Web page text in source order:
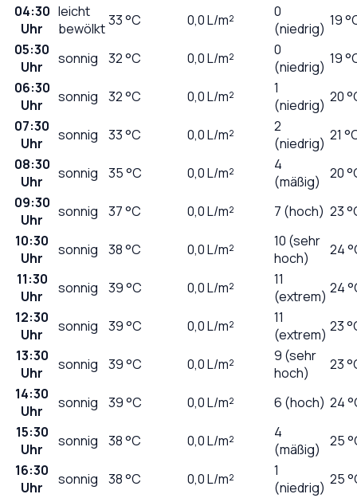
04:30
Uhr
leicht
bewölkt33°C 0,0L/m²
0
(niedrig) 19
05:30
Uhr
sonnig 32°C 0,0L/m²
0
(niedrig) 19
06:30
Uhr
sonnig 32°C 0,0L/m²
1
(niedrig) 20
07:30
Uhr
sonnig 33°C 0,0L/m²
2
(niedrig) 21
08:30
Uhr
sonnig 35°C 0,0L/m²
4
(mäßig)
20
09:30
Uhr
sonnig 37°C 0,0L/m² 7 (hoch) 23
10:30
Uhr
sonnig 38°C 0,0L/m²
10 (sehr
hoch)
24
11:30
Uhr
sonnig 39°C 0,0L/m²
11
(extrem) 24
12:30
Uhr
sonnig 39°C 0,0L/m²
11
(extrem) 23
13:30
Uhr
sonnig 39°C 0,0L/m²
9 (sehr
hoch)
23
14:30
Uhr
sonnig 39°C 0,0L/m² 6 (hoch) 24
15:30
Uhr
sonnig 38°C 0,0L/m²
4
(mäßig)
25
16:30
Uhr
sonnig 38°C 0,0L/m²
1
(niedrig) 25